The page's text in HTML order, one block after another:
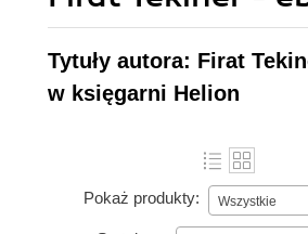
Tytuły autora: Firat
w księgarni Helion
Pokaż produkty: Wszystkie